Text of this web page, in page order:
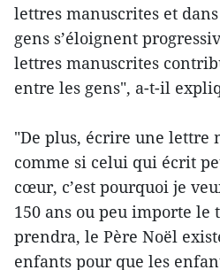
lettres manuscrites et
gens s’éloignent
lettres manuscrites
entre les gens", a-t-il
"De plus, écrire une lettre
comme si celui qui écrit
cœur, c’est pourquoi je
150 ans ou peu importe le
prendra, le Père Noël
enfants pour que les